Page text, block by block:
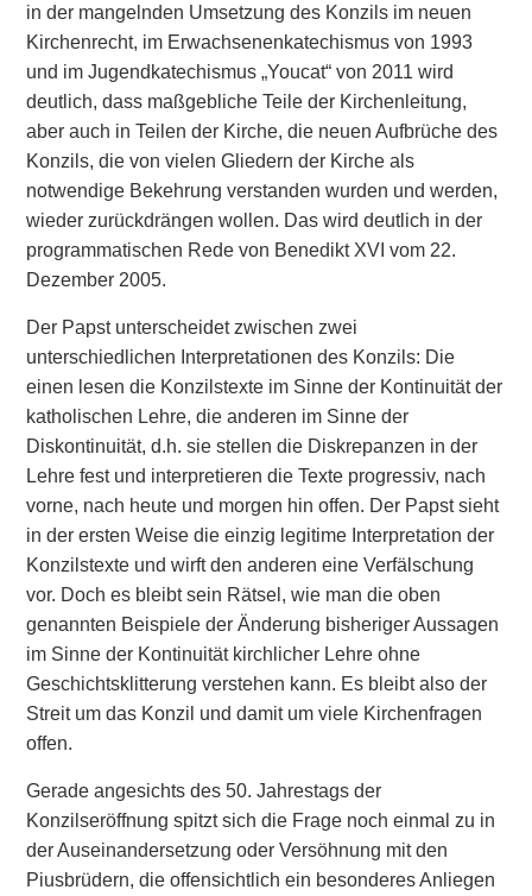
in der mangelnden Umsetzung des Konzils im neuen
Kirchenrecht, im Erwachsenenkatechismus von 1993
und im Jugendkatechismus „Youcat“ von 2011 wird
deutlich, dass maßgebliche Teile der Kirchenleitung,
aber auch in Teilen der Kirche, die neuen Aufbrüche des
Konzils, die von vielen Gliedern der Kirche als
notwendige Bekehrung verstanden wurden und werden,
wieder zurückdrängen wollen. Das wird deutlich in der
programmatischen Rede von Benedikt XVI vom 22.
Dezember 2005.
Der Papst unterscheidet zwischen zwei
unterschiedlichen Interpretationen des Konzils: Die
einen lesen die Konzilstexte im Sinne der Kontinuität der
katholischen Lehre, die anderen im Sinne der
Diskontinuität, d.h. sie stellen die Diskrepanzen in der
Lehre fest und interpretieren die Texte progressiv, nach
vorne, nach heute und morgen hin offen. Der Papst sieht
in der ersten Weise die einzig legitime Interpretation der
Konzilstexte und wirft den anderen eine Verfälschung
vor. Doch es bleibt sein Rätsel, wie man die oben
genannten Beispiele der Änderung bisheriger Aussagen
im Sinne der Kontinuität kirchlicher Lehre ohne
Geschichtsklitterung verstehen kann. Es bleibt also der
Streit um das Konzil und damit um viele Kirchenfragen
offen.
Gerade angesichts des 50. Jahrestags der
Konzilseröffnung spitzt sich die Frage noch einmal zu in
der Auseinandersetzung oder Versöhnung mit den
Piusbrüdern, die offensichtlich ein besonderes Anliegen